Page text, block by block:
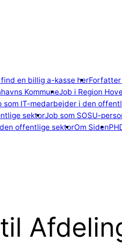
en billig a-kasse her
KommuneJob i Region
som IT-medarbejder i den
sektorJob som SOSU-
offentlige sektorOm Siden